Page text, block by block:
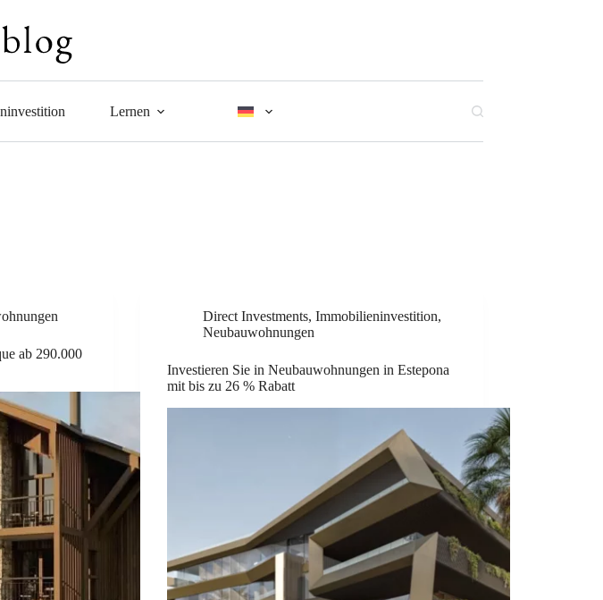
Lernen
ab 290.000
Direct Investments,Immobilieninvestition,
Neubauwohnungen
Investieren Sie in Neubauwohnungen in Estepona
mit bis zu 26 % Rabatt